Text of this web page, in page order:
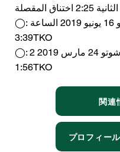
المقصلة
◯: ضد كوسوكي هوريكاوا شوتو 16 يونيو 2019 الساعة
3:39TKO
◯: ضد هيديوكي أوكودايرا شوتو 24 مارس 2019 2R
1:56TKO
関連
プロフィー